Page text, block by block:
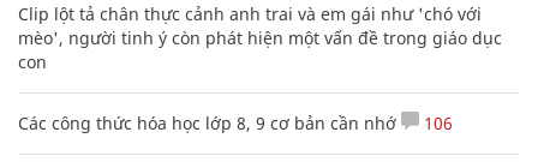
Clip lột tả chân thực cảnh anh trai và em gái như 'chó với
mèo', người tinh ý còn phát hiện một vấn đề trong giáo dục
con
Các công thức hóa học lớp 8, 9 cơ bản cần nhớ 106